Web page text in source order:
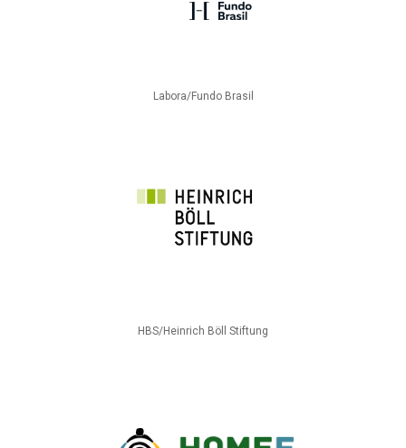
Labora/Fundo Brasil
HBS/Heinrich Böll Stiftung